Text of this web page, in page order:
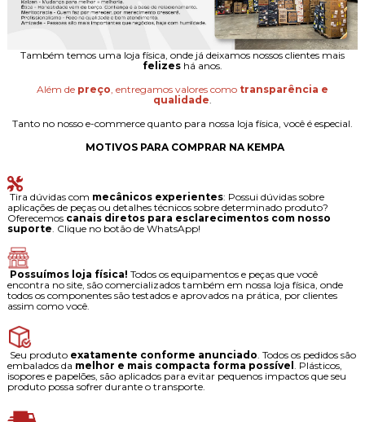
Também temos uma loja física, onde já deixamos nossos clientes mais
felizeshá anos.
Além de preço , entregamos valores como transparência e
qualidade
Tanto no nosso e-commerce quanto para nossa loja física, você é especial.
MOTIVOS PARA COMPRAR NA KEMPA
Tira dúvidas com mecânicos experientes: Possui dúvidas sobre
aplicações de peças ou detalhes técnicos sobre determinado produto?
Oferecemos canais diretos para esclarecimentos com nosso
suporte . Clique no botão de WhatsApp!
Possuímos loja física! Todos os equipamentos e peças que você
encontra no site, são comercializados também em nossa loja física, onde
todos os componentes são testados e aprovados na prática, por clientes
assim como você.
Seu produto exatamente conforme anunciado . Todos os pedidos são
embalados da melhor e mais compacta forma possível . Plásticos,
isopores e papelões, são aplicados para evitar pequenos impactos que seu
produto possa sofrer durante o transporte.